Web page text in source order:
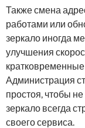
Также смена
работами или
зеркало иногда
улучшения
Администрация
простоя, чтобы
зеркало всегда
своего сервиса.